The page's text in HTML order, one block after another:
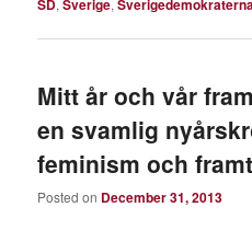
SD,Sverige,
Mitt år och vår
en svamlig
feminism och
Posted on December 31, 2013